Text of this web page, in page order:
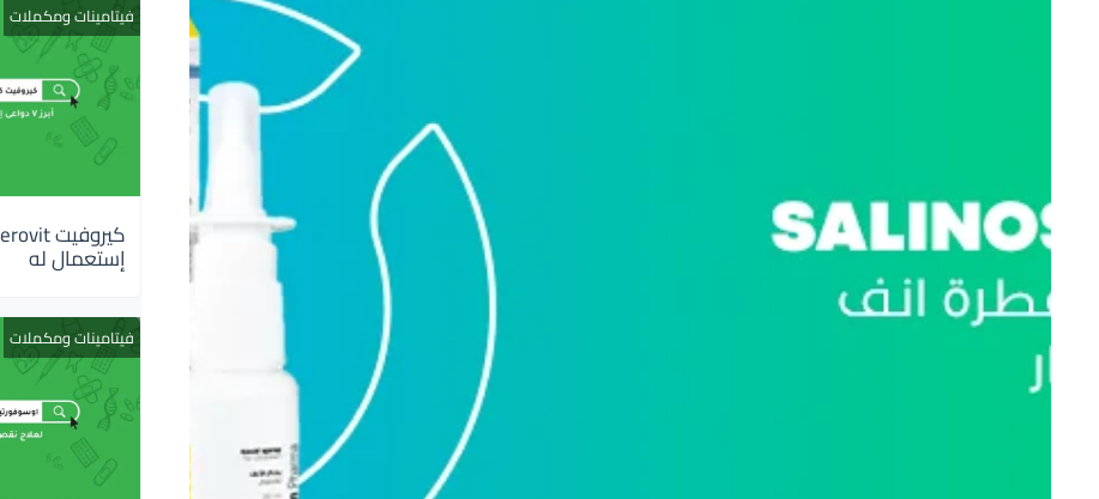
فيتامينات ومكملات
إستعمال له
فيتامينات ومكملات